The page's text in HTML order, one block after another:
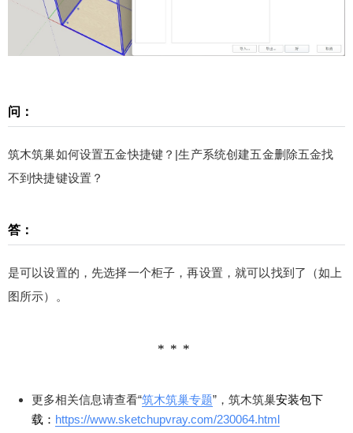
问：
筑木筑巢如何设置五金快捷键？|生产系统创建五金删除五金找
不到快捷键设置？
答：
是可以设置的，先选择一个柜子，再设置，就可以找到了（如上
图所示）。
更多相关信息请查看“筑木筑巢专题”，筑木筑巢安装包下
载： https://www.sketchupvray.com/230064.html
五金删除五金找不到快捷键设置？ 答： 是可以设置
的，先选择一个柜子，再设置，就可以找到了（如
上图所示）。 更多相关信息请查看“筑木筑巢专
室内课程一个(价值999元)/送本站企业会员一个(价
值500元)。少校微信号1：sketchupmajor 微信号
2：sketchupvray 0 收藏
扫描二维码继续阅读